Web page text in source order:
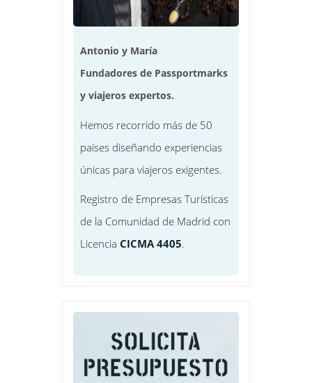
Antonio y María
Fundadores de Passportmarks
y viajeros expertos.
Hemos recorrido más de 50
países diseñando experiencias
únicas para viajeros exigentes.
Registro de Empresas Turísticas
de la Comunidad de Madrid con
Licencia CICMA 4405.